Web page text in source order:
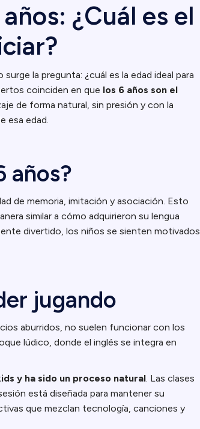
¿Cuál es el
la pregunta: ¿cuál es la edad ideal para
coinciden en que los 6 años son el
de forma natural, sin presión y con la
esa edad.
años?
de memoria, imitación y asociación. Esto
similar a cómo adquirieron su lengua
divertido, los niños se sienten motivados
jugando
aburridos, no suelen funcionar con los
lúdico, donde el inglés se integra en
y ha sido un proceso natural. Las clases
está diseñada para mantener su
que mezclan tecnología, canciones y